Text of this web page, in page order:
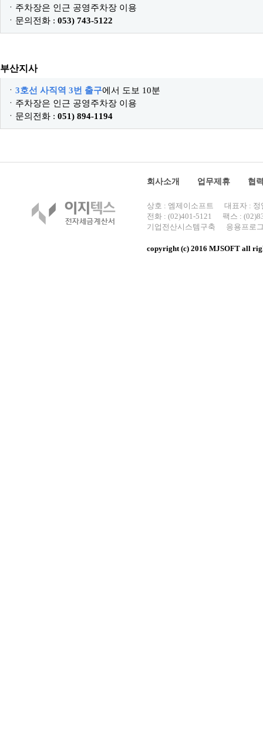
ㆍ주차장은 인근 공영주차장 이용
ㆍ문의전화 : 053) 743-5122
부산지사
ㆍ 3호선 사직역 3번 출구에서 도보 10분
ㆍ주차장은 인근 공영주차장 이용
ㆍ문의전화 : 051) 894-1194
회사소개 업무제휴 협
상호 : 엠제이소프트
대표자 : 정
전화 : (02)401-5121
팩스 :
기업전산시스템구축
응용프로
copyright (c) 2016 MJSOFT all